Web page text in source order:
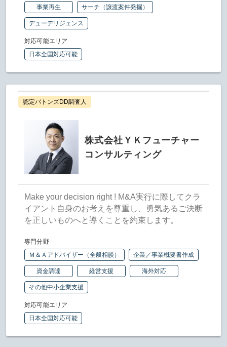
事業再生 サーチ（譲渡案件発掘）
デューデリジェンス
対応可能エリア
日本全国対応可能
認定バトンズDD調査人
株式会社ＹＫフューチャー
コンサルティング
Make your decision right ! M&A実行に際してクラ
イアント自身のお考えを尊重し、勇気あるご決断
を正しいものへと導くことを約束します。
専門分野
Ｍ＆Ａアドバイザー（全般相談）
企業／事業概要書作成
資金調達 経営支援 海外対応
その他中小企業支援
対応可能エリア
日本全国対応可能